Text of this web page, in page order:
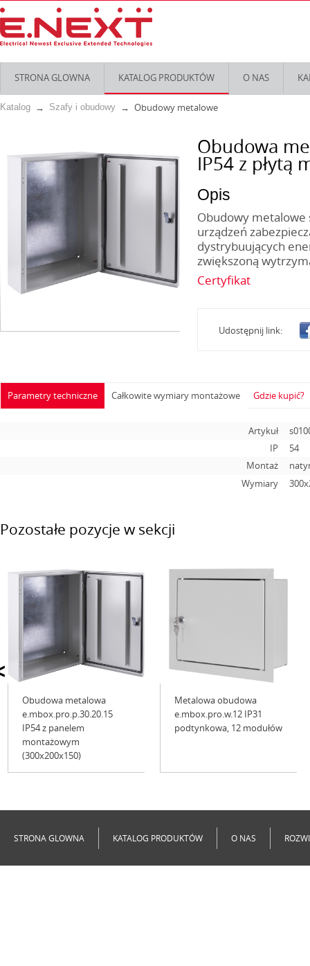
STRONA GLOWNA KATALOG PRODUKTÓW O NAS
Katalog Szafy i obudowy Obudowy metalowe
Obudowa
IP54 z płytą
Opis
Obudowy metalowe
urządzeń
dystrybuujących
zwiększoną
Certyfikat
Udostępnij link:
Parametry techniczne
Artykuł
IP
54
Montaż
Wymiary
Całkowite wymiary montażowe Gdzie kupić?
Pozostałe pozycje w sekcji
Obudowa metalowa
e.mbox.pro.p.30.20.15
IP54 z panelem
montażowym
(300x200x150)
Metalowa obudowa
e.mbox.pro.w.12 IP31
podtynkowa, 12 modułów
STRONA GLOWNA KATALOG PRODUKTÓW O NAS